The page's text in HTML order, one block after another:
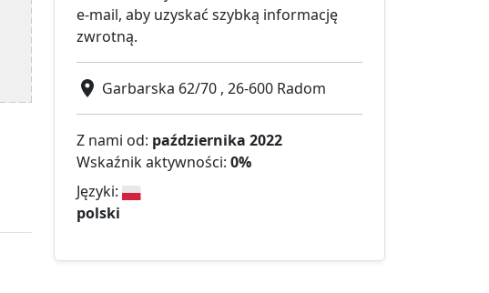
e-mail, aby uzyskać szybką informację
zwrotną.
Garbarska 62/70 , 26-600 Radom
Z nami od: października 2022
Wskaźnik aktywności: 0%
Języki:
polski